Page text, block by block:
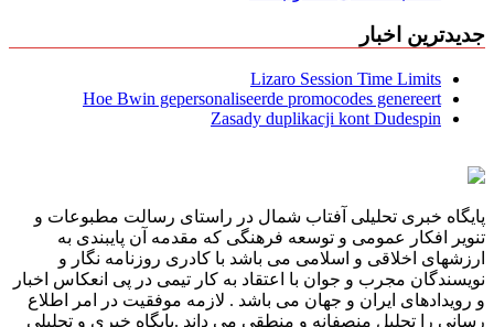
جدیدترین اخبار
Lizaro Session Time Limits
Hoe Bwin gepersonaliseerde promocodes genereert
Zasady duplikacji kont Dudespin
پایگاه خبری تحلیلی آفتاب شمال در راستای رسالت مطبوعات و
تنویر افکار عمومی و توسعه فرهنگی که مقدمه آن پایبندی به
ارزشهای اخلاقی و اسلامی می باشد با کادری روزنامه نگار و
نویسندگان مجرب و جوان با اعتقاد به کار تیمی در پی انعکاس اخبار
و رویدادهای ایران و جهان می باشد . لازمه موفقیت در امر اطلاع
رسانی را تحلیل منصفانه و منطقی می داند .پایگاه خبری و تحلیلی